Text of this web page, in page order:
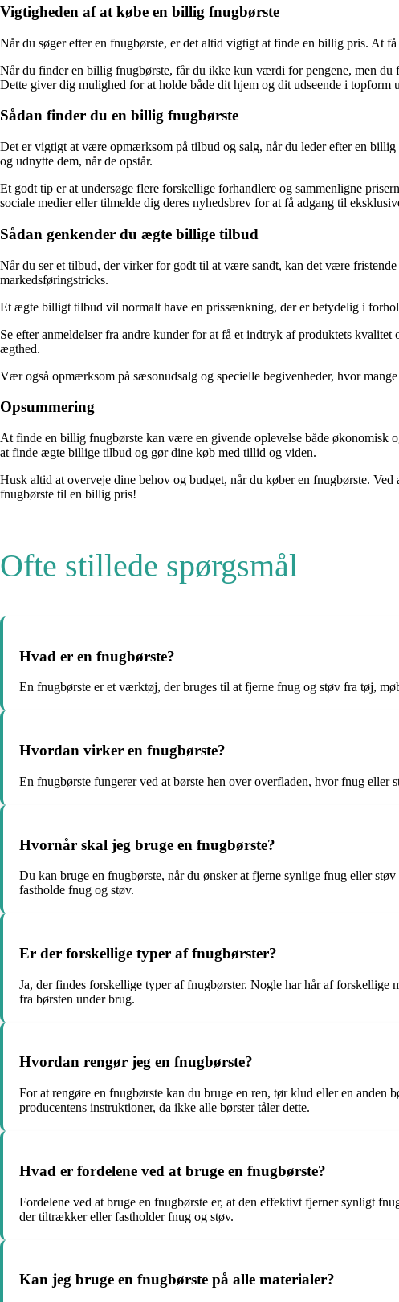
Vigtigheden af at købe en billig fnugbørste
Når du søger efter en fnugbørste, er det altid vigtigt at finde en billig pris. At
Når du finder en billig fnugbørste, får du ikke kun værdi for pengene, men du
Dette giver dig mulighed for at holde både dit hjem og dit udseende i topform
Sådan finder du en billig fnugbørste
Det er vigtigt at være opmærksom på tilbud og salg, når du leder efter en
og udnytte dem, når de opstår.
Et godt tip er at undersøge flere forskellige forhandlere og sammenligne
sociale medier eller tilmelde dig deres nyhedsbrev for at få adgang til
Sådan genkender du ægte billige tilbud
Når du ser et tilbud, der virker for godt til at være sandt, kan det være
markedsføringstricks.
Et ægte billigt tilbud vil normalt have en prissænkning, der er betydelig i
Se efter anmeldelser fra andre kunder for at få et indtryk af produktets
ægthed.
Vær også opmærksom på sæsonudsalg og specielle begivenheder, hvor
Opsummering
At finde en billig fnugbørste kan være en givende oplevelse både
at finde ægte billige tilbud og gør dine køb med tillid og viden.
Husk altid at overveje dine behov og budget, når du køber en fnugbørste.
fnugbørste til en billig pris!
Ofte stillede spørgsmål
Hvad er en fnugbørste?
En fnugbørste er et værktøj, der bruges til at fjerne fnug og støv fra tøj,
Hvordan virker en fnugbørste?
En fnugbørste fungerer ved at børste hen over overfladen, hvor fnug eller
Hvornår skal jeg bruge en fnugbørste?
Du kan bruge en fnugbørste, når du ønsker at fjerne synlige fnug eller
fastholde fnug og støv.
Er der forskellige typer af fnugbørster?
Ja, der findes forskellige typer af fnugbørster. Nogle har hår af
fra børsten under brug.
Hvordan rengør jeg en fnugbørste?
For at rengøre en fnugbørste kan du bruge en ren, tør klud eller en
producentens instruktioner, da ikke alle børster tåler dette.
Hvad er fordelene ved at bruge en fnugbørste?
Fordelene ved at bruge en fnugbørste er, at den effektivt fjerner synligt
der tiltrækker eller fastholder fnug og støv.
Kan jeg bruge en fnugbørste på alle materialer?